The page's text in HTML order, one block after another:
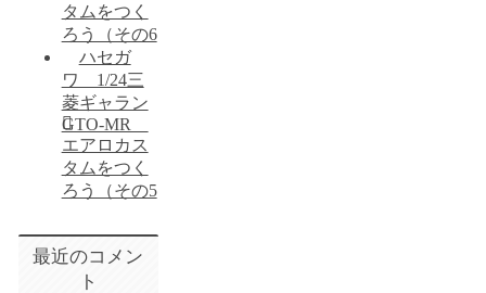
タムをつく
ろう（その6
ハセガ
ワ 1/24三
菱ギャラン
GTO-MR
エアロカス
タムをつく
ろう（その5
最近のコメン
ト